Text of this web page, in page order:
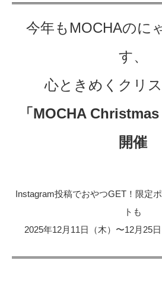
今年もMOCHAのに
す、
心ときめくクリ
「MOCHA Christmas
開催
Instagram投稿でおやつGET！限定
トも
2025年12月11日（木）〜12月25